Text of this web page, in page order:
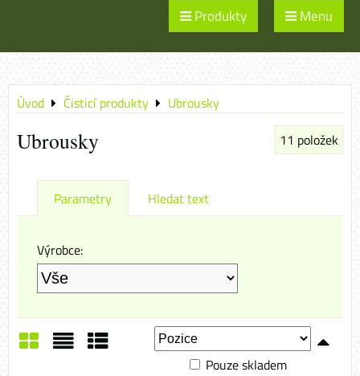
Produkty Menu
Úvod Čisticí produkty Ubrousky
Ubrousky 11 položek
Parametry Hledat text
Výrobce:
Pouze skladem